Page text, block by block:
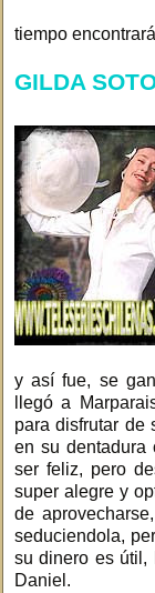
tiempo
GILDA
y así fue, se
llegó a
para disfrutar de
en su dentadura
ser feliz, pero
super alegre y
de
seduciendola,
su dinero es útil,
Daniel.